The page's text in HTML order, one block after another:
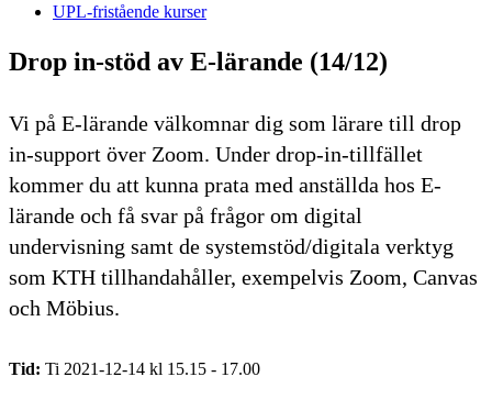
UPL-fristående kurser
Drop in-stöd av E-lärande (14/12)
Vi på E-lärande välkomnar dig som lärare till drop
in-support över Zoom. Under drop-in-tillfället
kommer du att kunna prata med anställda hos E-
lärande och få svar på frågor om digital
undervisning samt de systemstöd/digitala verktyg
som KTH tillhandahåller, exempelvis Zoom, Canvas
och Möbius.
Tid: Ti 2021-12-14 kl 15.15 - 17.00